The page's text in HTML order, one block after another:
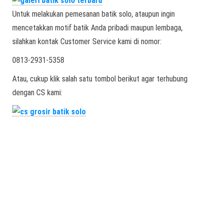
Untuk melakukan pemesanan batik solo, ataupun ingin
mencetakkan motif batik Anda pribadi maupun lembaga,
silahkan kontak Customer Service kami di nomor:
0813-2931-5358
Atau, cukup klik salah satu tombol berikut agar terhubung
dengan CS kami: